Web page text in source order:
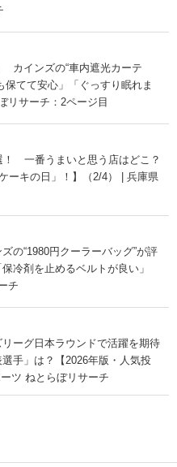
カインズの“車内遮光カーテ
てて安心」「ぐっすり眠れま
リサーチ：2ページ目
！ 一番うまいと思う店はどこ？
ーキの日」！】（2/4） | 兵庫県
の“1980円クーラーバッグ”が評
冷剤を止めるベルトが良い」
チ
リーグ日本ラウンドで活躍を期待
手」は？【2026年版・人気投
ツ ねとらぼリサーチ